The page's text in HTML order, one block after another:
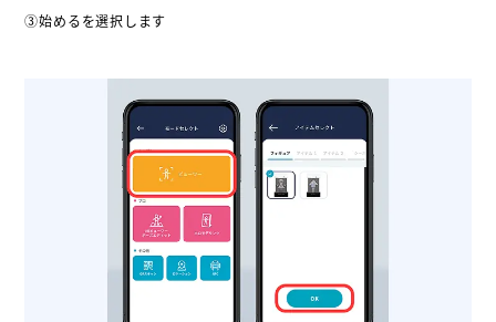
③始めるを選択します